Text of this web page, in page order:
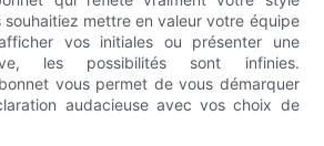
souhaitiez mettre en valeur votre équipe
vos initiales ou présenter une
les possibilités sont infinies.
vous permet de vous démarquer
audacieuse avec vos choix de